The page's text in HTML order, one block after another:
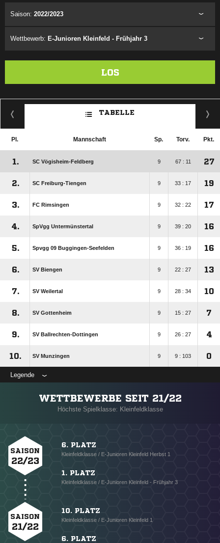
Saison: 2022/2023
Wettbewerb: E-Junioren Kleinfeld - Frühjahr 3
LOS
TABELLE
Pl. Mannschaft Sp. Torv. Pkt.
1. SC Vögisheim-Feldberg 9 67 : 11 27
2. SC Freiburg-Tiengen 9 33 : 17 19
3. FC Rimsingen 9 32 : 22 17
4. SpVgg Untermünstertal 9 39 : 20 16
5. Spvgg 09 Buggingen-Seefelden 9 36 : 19 16
6. SV Biengen 9 22 : 27 13
7. SV Weilertal 9 28 : 34 10
8. SV Gottenheim 9 15 : 27 7
9. SV Ballrechten-Dottingen 9 26 : 27 4
10. SV Munzingen 9 9 : 103 0
Legende
WETTBEWERBE SEIT 21/22
Höchste Spielklasse: Kleinfeldklasse
SAISON
22/23
6. PLATZ
Kleinfeldklasse / E-Junioren Kleinfeld Herbst 1
1. PLATZ
Kleinfeldklasse / E-Junioren Kleinfeld - Frühjahr 3
SAISON
21/22
10. PLATZ
Kleinfeldklasse / E-Junioren Kleinfeld 1
6. PLATZ